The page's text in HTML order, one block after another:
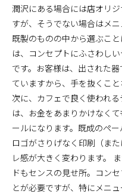
潤沢にある場合には店オリ
すが、そうでない場合はメ
既製のものの中から選ぶこ
は、コンセプトにふさわし
です。お客様は、出された
ていますから、手を抜くこ
次に、カフェで良く使われ
は、お金をあまりかけなく
ールになります。既成のペ
ロゴがさりげなく印刷（ま
レ感が大きく変わります。
ドもセンスの見せ所。コン
とが必要ですが、特にメニ